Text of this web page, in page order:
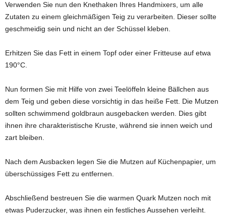
Verwenden Sie nun den Knethaken Ihres Handmixers, um alle
Zutaten zu einem gleichmäßigen Teig zu verarbeiten. Dieser sollte
geschmeidig sein und nicht an der Schüssel kleben.
Erhitzen Sie das Fett in einem Topf oder einer Fritteuse auf etwa
190°C.
Nun formen Sie mit Hilfe von zwei Teelöffeln kleine Bällchen aus
dem Teig und geben diese vorsichtig in das heiße Fett. Die Mutzen
sollten schwimmend goldbraun ausgebacken werden. Dies gibt
ihnen ihre charakteristische Kruste, während sie innen weich und
zart bleiben.
Nach dem Ausbacken legen Sie die Mutzen auf Küchenpapier, um
überschüssiges Fett zu entfernen.
Abschließend bestreuen Sie die warmen Quark Mutzen noch mit
etwas Puderzucker, was ihnen ein festliches Aussehen verleiht.